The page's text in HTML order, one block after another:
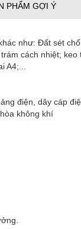
PHẨM GỢI Ý
như: Đất sét
cách nhiệt;
A4;...
điện, dây cáp
không khí